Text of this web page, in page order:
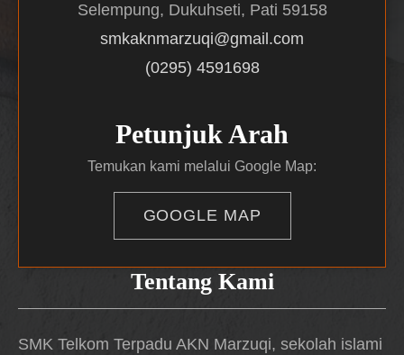
Tentang Kami
SMK Telkom Terpadu AKN Marzuqi, sekolah islami
Selempung, Dukuhseti, Pati 59158
smkaknmarzuqi@gmail.com
(0295) 4591698
Petunjuk Arah
Temukan kami melalui Google Map:
GOOGLE MAP